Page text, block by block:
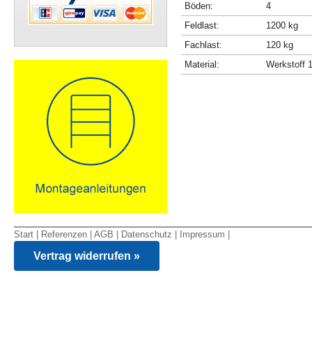
Böden:
4
Feldlast:
1200 kg
Fachlast:
120 kg
Material:
Werkstoff
Start Referenzen AGB Datenschutz Impressum
Vertrag widerrufen »